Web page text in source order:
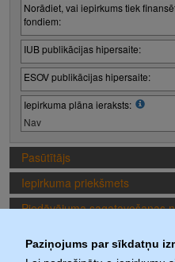
Paziņojums par sīkdatņu
Norādiet, vai iepirkums tiek
fondiem:
IUB publikācijas hipersaite:
ESOV publikācijas hipersaite:
Iepirkuma plāna ieraksts:
Nav
Pasūtītājs
Iepirkuma priekšmets
Piedāvājuma sagatavošanas
Iepirkuma daļas